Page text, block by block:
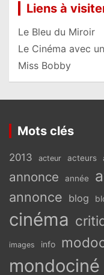
Liens à
Le Bleu du Miroir
Le Cinéma avec
Miss Bobby
Mots clés
2013 acteur acteurs
annonce année
annonce blog
cinéma
images info
mondociné